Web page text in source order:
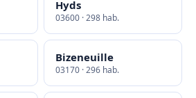
Hyds
03600 · 298 hab.
Bizeneuille
03170 · 296 hab.